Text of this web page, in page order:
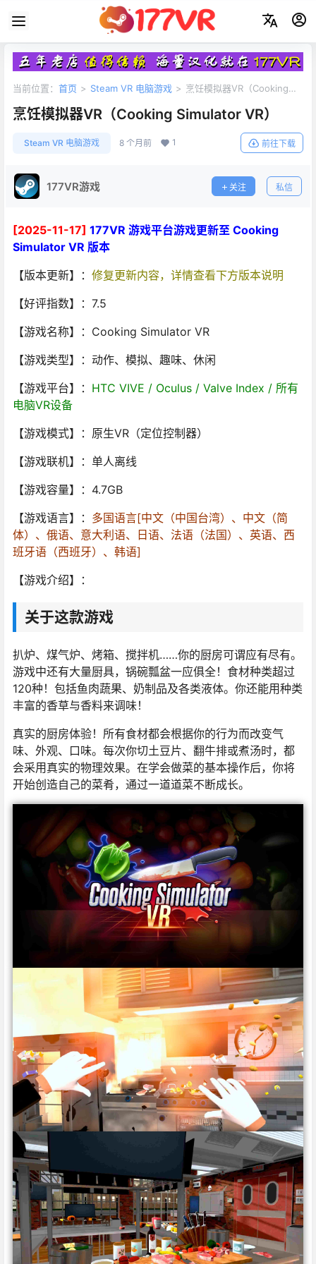
当前位置： 首页 > Steam VR 电脑游戏 > 烹饪模拟器VR（Cooking
烹饪模拟器VR（Cooking Simulator VR）
Steam VR 电脑游戏 8 个月前 1 前往下载
177VR游戏 关注 私信
[2025-11-17] 177VR 游戏平台游戏更新至 Cooking
Simulator VR 版本
【版本更新】： 修复更新内容，详情查看下方版本说明
【好评指数】：7.5
【游戏名称】：Cooking Simulator VR
【游戏类型】：动作、模拟、趣味、休闲
【游戏平台】： HTC VIVE / Oculus / Valve Index / 所有
电脑VR设备
【游戏模式】：原生VR（定位控制器）
【游戏联机】：单人离线
【游戏容量】：4.7GB
【游戏语言】： 多国语言[中文（中国台湾）、中文（简
体）、俄语、意大利语、日语、法语（法国）、英语、西
班牙语（西班牙）、韩语]
【游戏介绍】：
关于这款游戏
扒炉、煤气炉、烤箱、搅拌机……你的厨房可谓应有尽有。
游戏中还有大量厨具，锅碗瓢盆一应俱全！食材种类超过
120种！包括鱼肉蔬果、奶制品及各类液体。你还能用种类
丰富的香草与香料来调味！
真实的厨房体验！所有食材都会根据你的行为而改变气
味、外观、口味。每次你切土豆片、翻牛排或煮汤时，都
会采用真实的物理效果。在学会做菜的基本操作后，你将
开始创造自己的菜肴，通过一道道菜不断成长。